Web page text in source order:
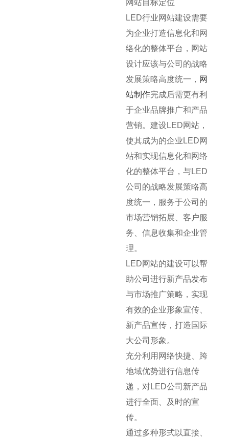
网站目标定位
LED行业网站建设需要
为企业打造信息化和网
络化的整体平台，网站
设计应该与公司的战略
发展策略高度统一， 网
站制作完成后需更有利
于企业品牌推广和产品
营销。建设LED网站，
使其成为的企业LED网
站和实现信息化和网络
化的整体平台，与LED
公司的战略发展策略高
度统一，服务于公司的
市场营销拓展、客户服
务、信息收集和企业管
理。
LED网站的建设可以帮
助公司进行新产品发布
与市场推广策略，实现
有效的企业形象宣传、
新产品宣传，打造国际
大公司形象。
充分利用网络快捷、跨
地域优势进行信息传
递，对LED公司新产品
进行全面、及时的宣
传。
通过多种形式以直接、